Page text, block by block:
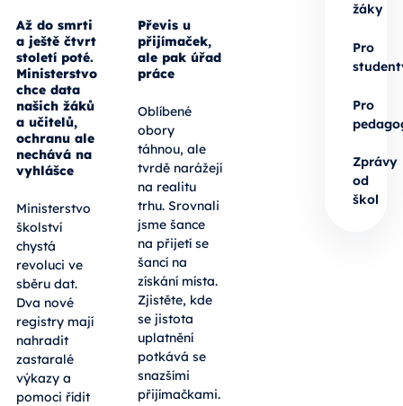
Až do smrti
a ještě čtvrt
století poté.
Ministerstvo
chce data
našich žáků
a učitelů,
ochranu ale
nechává na
vyhlášce
Ministerstvo
školství
chystá
revoluci ve
sběru dat.
Dva nové
registry mají
nahradit
zastaralé
výkazy a
pomoci řídit
Převis u
přijímaček,
ale pak úřad
práce
Oblíbené
obory
táhnou, ale
tvrdě narážejí
na realitu
trhu. Srovnali
jsme šance
na přijetí se
šancí na
získání místa.
Zjistěte, kde
se jistota
uplatnění
potkává se
snazšími
přijímačkami.
žáky
Pro
Pro
Zprávy
od
škol